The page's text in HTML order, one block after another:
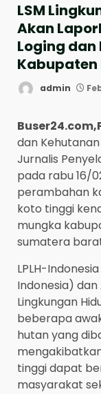
LSM
Akan
Loging
Kabupaten
admin
dan Kehutanan
Jurnalis
pada rabu 16/
perambahan
koto tinggi
mungka
sumatera
LPLH-
Indonesia) dan
Lingkungan
beberapa
hutan yang
tinggi dapat
masyarakat